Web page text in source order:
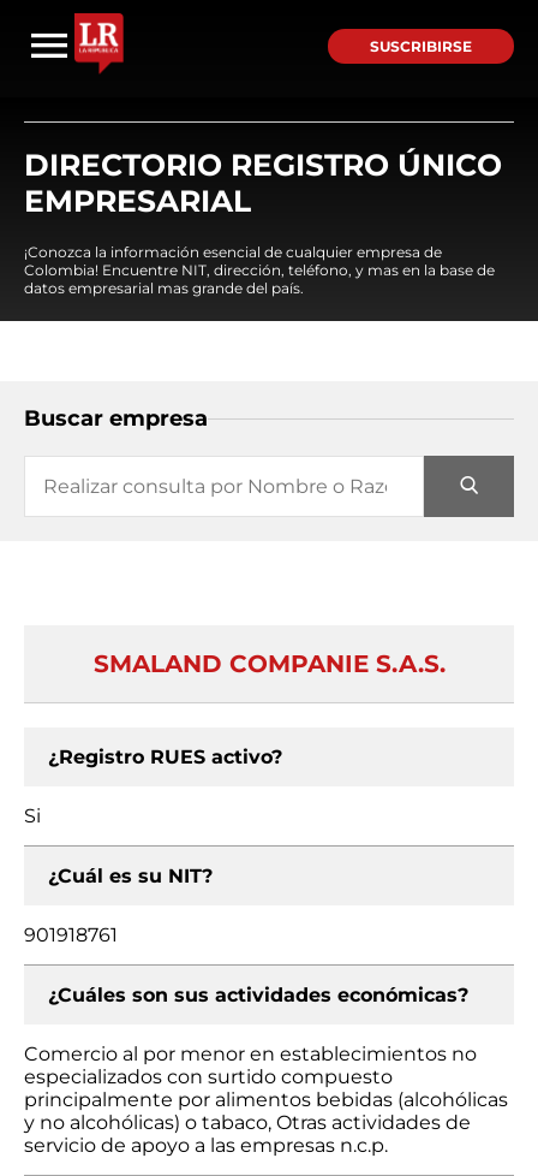
SUSCRIBIRSE
DIRECTORIO REGISTRO ÚNICO
EMPRESARIAL
¡Conozca la información esencial de cualquier empresa de
Colombia! Encuentre NIT, dirección, teléfono, y mas en la base de
datos empresarial mas grande del país.
Buscar empresa
SMALAND COMPANIE S.A.S.
¿Registro RUES activo?
Si
¿Cuál es su NIT?
901918761
¿Cuáles son sus actividades económicas?
Comercio al por menor en establecimientos no
especializados con surtido compuesto
principalmente por alimentos bebidas (alcohólicas
y no alcohólicas) o tabaco, Otras actividades de
servicio de apoyo a las empresas n.c.p.